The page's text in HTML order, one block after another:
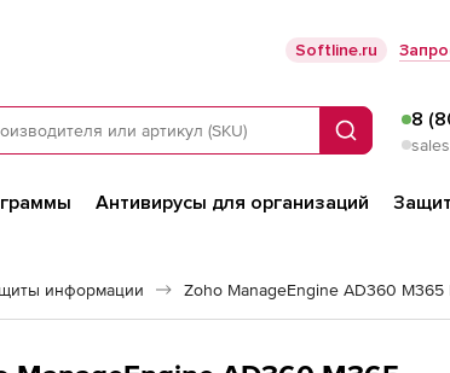
Softline.ru
Поиск
8
Антивирусы для организаций
информации Zoho ManageEngine AD360 M365